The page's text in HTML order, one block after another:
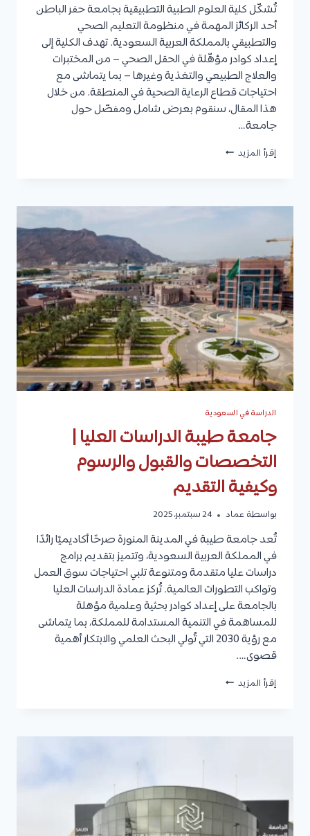
تُشكّل كلية العلوم الطبية التطبيقية بجامعة حفر الباطن
أحد الركائز المهمة في منظومة التعليم الصحي
والتطبيقي بالمملكة العربية السعودية. تهدف الكلية إلى
إعداد كوادر مؤهّلة في الحقل الصحي – من المختبرات
والعلاج الطبيعي والتغذية وغيرها – بما يتماشى مع
احتياجات قطاع الرعاية الصحية في المنطقة. من خلال
هذا المقال، سنقوم بعرض شامل ومفصّل حول
جامعة…
إقرأ المزيد جامعة
العلوم
التخصصات
والقبول
والرسوم
والتقديم
الدراسة في السعودية
جامعة طيبة الدراسات العليا |
التخصصات والقبول والرسوم
وكيفية التقديم
بواسطة عماد 24 سبتمبر، 2025
تُعد جامعة طيبة في المدينة المنورة صرحًا أكاديميًا رائدًا
في المملكة العربية السعودية، وتتميز بتقديم برامج
دراسات عليا متقدمة ومتنوعة تلبي احتياجات سوق العمل
وتواكب التطورات العالمية. تُركز عمادة الدراسات العليا
بالجامعة على إعداد كوادر بحثية وعلمية مؤهلة
للمساهمة في التنمية المستدامة للمملكة، بما يتماشى
مع رؤية 2030 التي تُولي البحث العلمي والابتكار أهمية
قصوى….
إقرأ المزيد جامعة
والرسوم
التقديم